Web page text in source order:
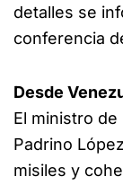
detalles se
conferencia
Desde
El ministro
Padrino
misiles y